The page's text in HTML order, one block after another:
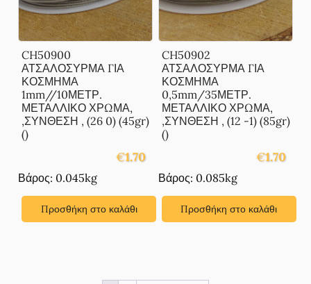
CH50900
ΑΤΣΑΛΟΣΥΡΜΑ ΓΙΑ
ΚΟΣΜΗΜΑ
1mm//10ΜΕΤΡ.
ΜΕΤΑΛΛΙΚΟ ΧΡΩΜΑ,
,ΣΥΝΘΕΣΗ , (26 0) (45gr)
()
€1.70
Βάρος: 0.045kg
Προσθήκη στο καλάθι
CH50902
ΑΤΣΑΛΟΣΥΡΜΑ ΓΙΑ
ΚΟΣΜΗΜΑ
0,5mm/35ΜΕΤΡ.
ΜΕΤΑΛΛΙΚΟ ΧΡΩΜΑ,
,ΣΥΝΘΕΣΗ , (12 -1) (85gr)
()
€1.70
Βάρος: 0.085kg
Προσθήκη στο καλάθι